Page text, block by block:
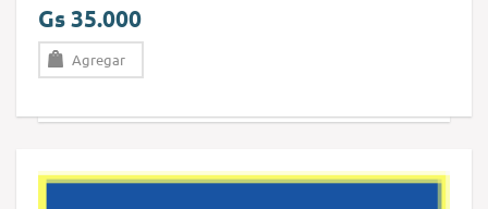
Gs 35.000
Agregar